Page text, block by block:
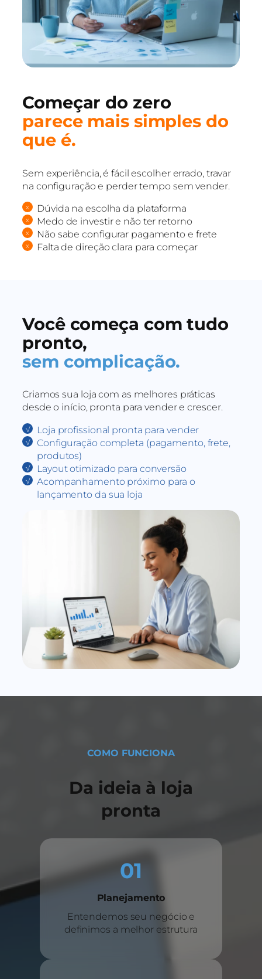
Começar do zero
parece mais simples do
que é.
Sem experiência, é fácil escolher errado, travar
na configuração e perder tempo sem vender.
Dúvida na escolha da plataforma
Medo de investir e não ter retorno
Não sabe configurar pagamento e frete
Falta de direção clara para começar
Você começa com tudo
pronto,
sem complicação.
Criamos sua loja com as melhores práticas
desde o início, pronta para vender e crescer.
Loja profissional pronta para vender
Configuração completa (pagamento, frete,
produtos)
Layout otimizado para conversão
Acompanhamento próximo para o
lançamento da sua loja
COMO FUNCIONA
Da ideia à loja
pronta
01
Planejamento
Entendemos seu negócio e
definimos a melhor estrutura